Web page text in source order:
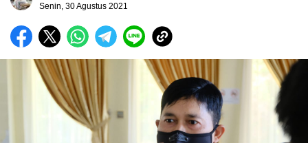
Senin, 30 Agustus 2021